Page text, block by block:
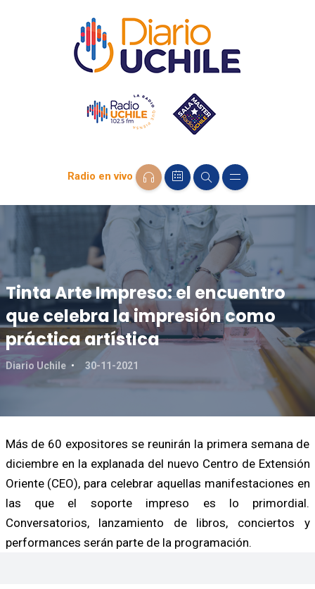
Radio en vivo
Tinta Arte Impreso: el encuentro
que celebra la impresión como
práctica artística
Diario Uchile 30-11-2021
Más de 60 expositores se reunirán la primera semana de
diciembre en la explanada del nuevo Centro de Extensión
Oriente (CEO), para celebrar aquellas manifestaciones en
las que el soporte impreso es lo primordial.
Conversatorios, lanzamiento de libros, conciertos y
performances serán parte de la programación.